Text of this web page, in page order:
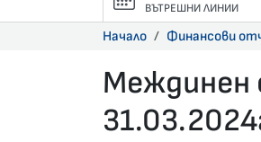
ВЪТРЕШНИ ЛИНИИ
Начало Финансови
Междинен